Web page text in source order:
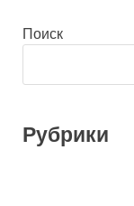
Поиск
Рубрики